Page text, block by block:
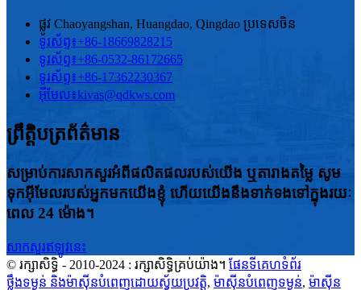
ផ្លូវ Chaoyangshan, Huangdao, Qingdao ប្រទេសចិន
ទូរស័ព្ទ៖+86-18669828215
ទូរស័ព្ទ៖+86-0532-86172665
ទូរស័ព្ទ៖+86-17362230367
អ៊ីមែល៖kivas@qdkws.com
ព្រឹត្តិបត្រព័ត៌មាន
សម្រាប់ការសាកសួរអំពីផលិតផលរបស់យើង ឬតារាងតម្លៃ សូម
ទុកអ៊ីមែលរបស់អ្នកមកយើងខ្ញុំ ហើយយើងនឹងទាក់ទងទៅក្នុងរយៈ
ពេល 24 ម៉ោង។
សាកសួរឥឡូវនេះ
© រក្សាសិទ្ធិ - 2010-2024 : រក្សាសិទ្ធិគ្រប់យ៉ាង។ ផែនទីគេហទំព័រ
ថ្លឹងទម្ងន់ និងម៉ាស៊ីនបំពេញដោយស្វ័យប្រវត្តិ, ម៉ាស៊ីនបំពេញទម្ងន់, ម៉ាស៊ីន